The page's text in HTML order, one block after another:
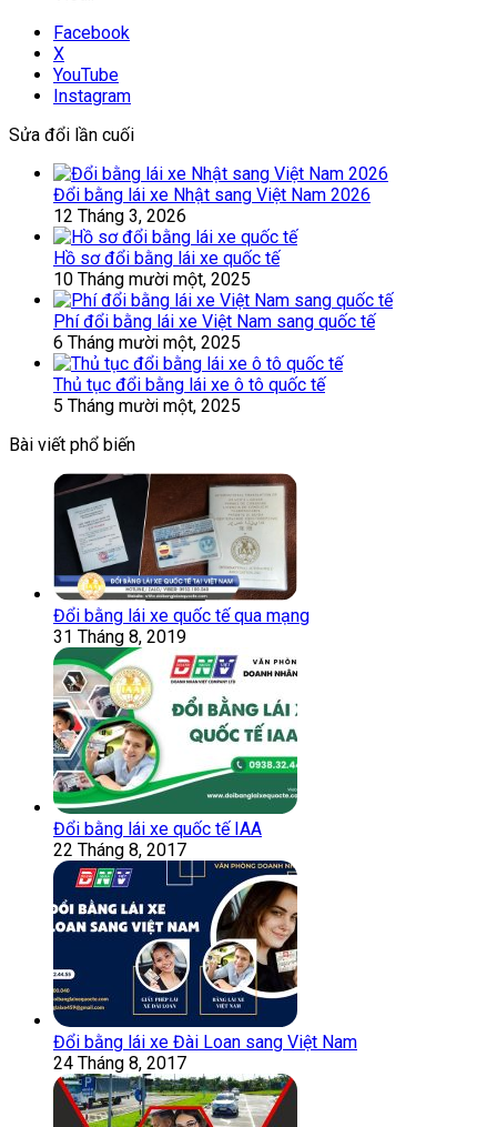
Facebook
X
YouTube
Instagram
Sửa đổi lần cuối
Đổi bằng lái xe Nhật sang Việt Nam 2026
12 Tháng 3, 2026
Hồ sơ đổi bằng lái xe quốc tế
10 Tháng mười một, 2025
Phí đổi bằng lái xe Việt Nam sang quốc tế
6 Tháng mười một, 2025
Thủ tục đổi bằng lái xe ô tô quốc tế
5 Tháng mười một, 2025
Bài viết phổ biến
Đổi bằng lái xe quốc tế qua mạng
31 Tháng 8, 2019
Đổi bằng lái xe quốc tế IAA
22 Tháng 8, 2017
Đổi bằng lái xe Đài Loan sang Việt Nam
24 Tháng 8, 2017